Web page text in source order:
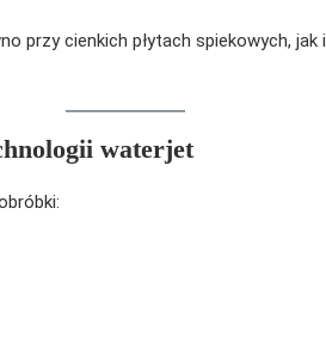
przy cienkich płytach spiekowych, jak
waterjet